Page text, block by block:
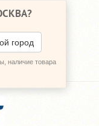
?
город
наличие товара